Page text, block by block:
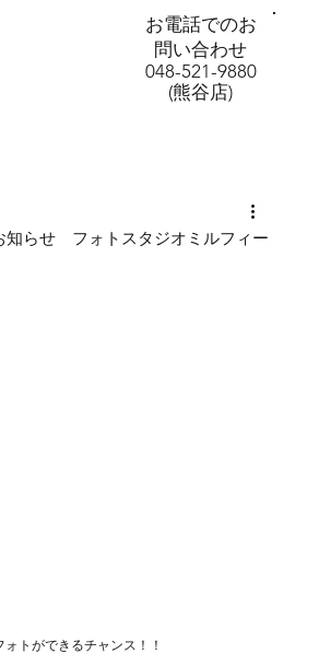
お電話でのお
問い合わせ
048-521-9880
(熊谷店)
知らせ フォトスタジオミルフィー
トができるチャンス！！